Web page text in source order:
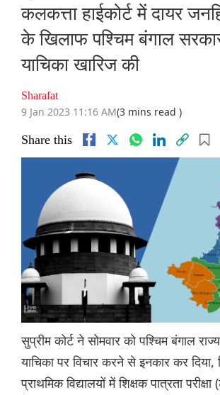
कलकत्ता हाईकोर्ट में दायर
के खिलाफ पश्चिम बंगाल
याचिका खारिज की
Sharafat
9 Jan 2023 11:16 AM(3 mins read )
Share this
सुप्रीम कोर्ट ने सोमवार को पश्चिम बंगाल राज्य
याचिका पर विचार करने से इनकार कर
प्राथमिक विद्यालयों में शिक्षक पात्रता